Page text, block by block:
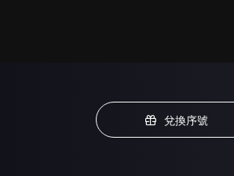
兌換序號